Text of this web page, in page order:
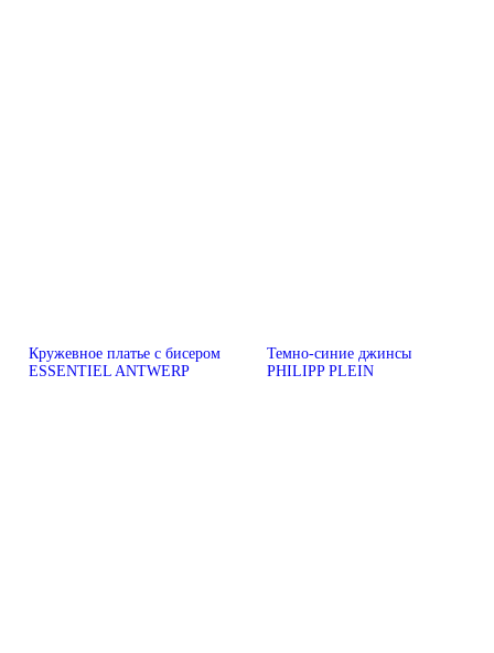
Кружевное платье с бисером
ESSENTIEL ANTWERP
Темно-синие джинсы
PHILIPP PLEIN